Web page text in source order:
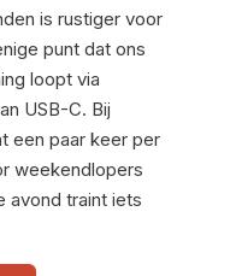
is rustiger voor
punt dat ons
loopt via
USB-C. Bij
een paar keer per
weekendlopers
avond traint iets